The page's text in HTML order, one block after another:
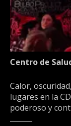
Centro de
Calor,
lugares en la
poderoso y